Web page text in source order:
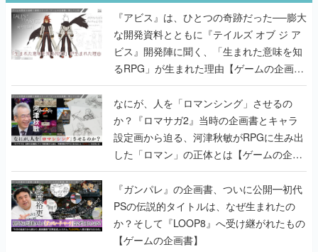
『アビス』は、ひとつの奇跡だった──膨大
な開発資料とともに『テイルズ オブ ジ ア
ビス』開発陣に聞く、「生まれた意味を知
るRPG」が生まれた理由【ゲームの企画
書】
なにが、人を「ロマンシング」させるの
か？『ロマサガ2』当時の企画書とキャラ
設定画から迫る、河津秋敏がRPGに生み出
した「ロマン」の正体とは【ゲームの企画
書】
『ガンパレ』の企画書、ついに公開━初代
PSの伝説的タイトルは、なぜ生まれたの
か？そして『LOOP8』へ受け継がれたもの
【ゲームの企画書】